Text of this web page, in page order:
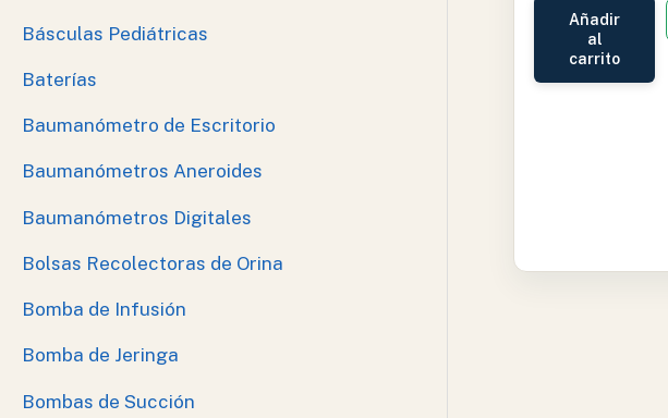
Básculas Pediátricas
Baterías
Baumanómetro de Escritorio
Baumanómetros Aneroides
Baumanómetros Digitales
Bolsas Recolectoras de Orina
Bomba de Infusión
Bomba de Jeringa
Bombas de Succión
Añadir
al
carrito